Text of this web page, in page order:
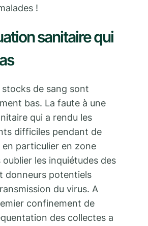
!
sanitaire qui
stocks de sang sont
bas. La faute à une
qui a rendu les
difficiles pendant de
en particulier en zone
oublier les inquiétudes des
donneurs potentiels
du virus. A
confinement de
des collectes a